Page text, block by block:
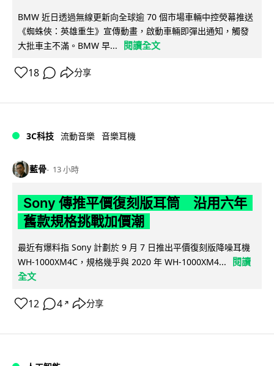
BMW 近日透過無線更新向全球逾 70 個市場車輛中控熒幕推送
《蜘蛛俠：英雄重生》宣傳動畫，啟動車輛即彈出通知，觸發
大批車主不滿。BMW 早...
閱讀全文
18 分享
3C科技 流動音樂 音樂耳機
藍骨 13 小時
Sony 傳推平價復刻版耳筒 沿用六年
舊款規格挑戰加價潮
最近有爆料指 Sony 計劃於 9 月 7 日推出平價復刻版降噪耳機
WH-1000XM4C，規格幾乎與 2020 年 WH-1000XM4...
閱讀
全文
12 4 ↗ 分享